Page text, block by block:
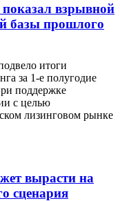
взрывной
базы прошлого
итоги
за 1-е полугодие
поддержке
с целью
лизинговом рынке
вырасти на
сценария